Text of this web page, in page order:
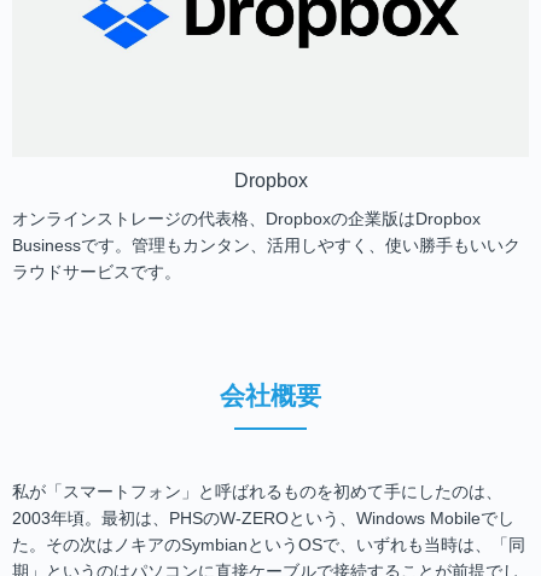
Dropbox
オンラインストレージの代表格、Dropboxの企業版はDropbox
Businessです。管理もカンタン、活用しやすく、使い勝手もいいク
ラウドサービスです。
会社概要
私が「スマートフォン」と呼ばれるものを初めて手にしたのは、
2003年頃。最初は、PHSのW-ZEROという、Windows Mobileでし
た。その次はノキアのSymbianというOSで、いずれも当時は、「同
期」というのはパソコンに直接ケーブルで接続することが前提でし